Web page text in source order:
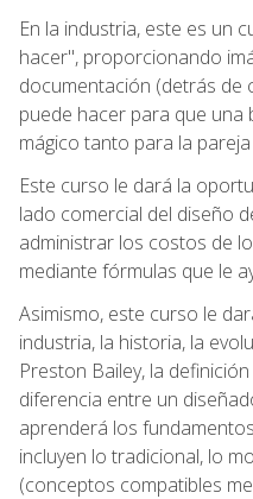
En la industria, este es un
hacer", proporcionando
documentación (detrás de
puede hacer para que una
mágico tanto para la
Este curso le dará la
lado comercial del diseño
administrar los costos de
mediante fórmulas que le
Asimismo, este curso le
industria, la historia, la
Preston Bailey, la
diferencia entre un
aprenderá los
incluyen lo tradicional, lo
(conceptos compatibles